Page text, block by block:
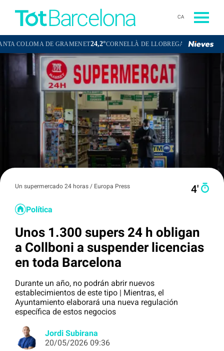
CA
DE GRAMENET24,2°CORNELLÀ DE LLOBREGAT23,4°SANT BOI DE
Un supermercado 24 horas / Europa Press 4′
Política
Unos 1.300 supers 24 h obligan
a Collboni a suspender licencias
en toda Barcelona
Durante un año, no podrán abrir nuevos
establecimientos de este tipo | Mientras, el
Ayuntamiento elaborará una nueva regulación
específica de estos negocios
Jordi Subirana
20/05/2026 09:36